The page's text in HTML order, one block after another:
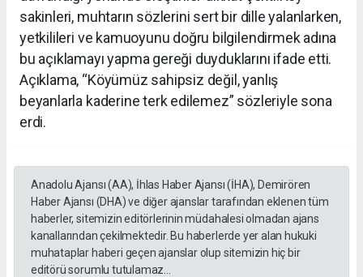
sakinleri, muhtarın sözlerini sert bir dille yalanlarken,
yetkilileri ve kamuoyunu doğru bilgilendirmek adına
bu açıklamayı yapma gereği duyduklarını ifade etti.
Açıklama, “Köyümüz sahipsiz değil, yanlış
beyanlarla kaderine terk edilemez” sözleriyle sona
erdi.
Anadolu Ajansı (AA), İhlas Haber Ajansı (İHA), Demirören
Haber Ajansı (DHA) ve diğer ajanslar tarafından eklenen tüm
haberler, sitemizin editörlerinin müdahalesi olmadan ajans
kanallarından çekilmektedir. Bu haberlerde yer alan hukuki
muhataplar haberi geçen ajanslar olup sitemizin hiç bir
editörü sorumlu tutulamaz...